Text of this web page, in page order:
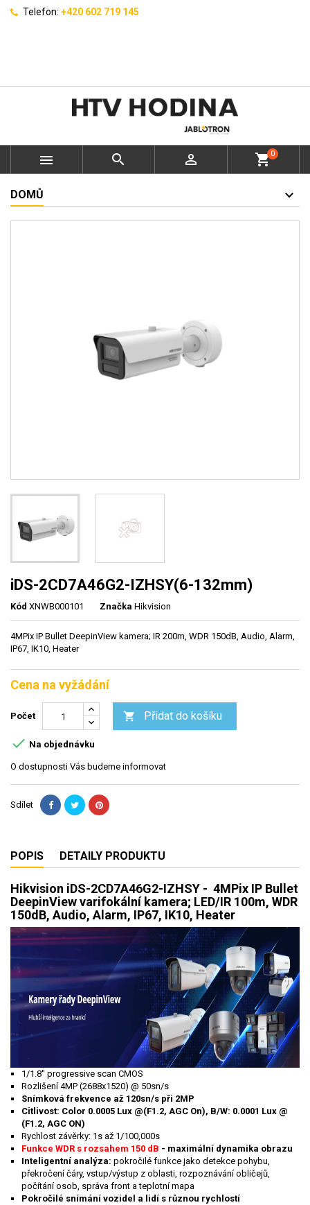
Telefon: +420 602 719 145
   shopping_cart0
DOMŮ
iDS-2CD7A46G2-IZHSY(6-132mm)
Kód XNWB000101 Značka Hikvision
4MPix IP Bullet DeepinView kamera; IR 200m, WDR 150dB, Audio, Alarm,
IP67, IK10, Heater
Cena na vyžádání
Počet  Přidat do košíku
 Na objednávku
O dostupnosti Vás budeme informovat
Sdílet
POPIS DETAILY PRODUKTU
Hikvision iDS-2CD7A46G2-IZHSY - 4MPix IP Bullet
DeepinView varifokální kamera; LED/IR 100m, WDR
150dB, Audio, Alarm, IP67, IK10, Heater
1/1.8" progressive scan CMOS
Rozlišení 4MP (2688x1520) @ 50sn/s
Snímková frekvence až 120sn/s při 2MP
Citlivost: Color 0.0005 Lux @(F1.2, AGC On), B/W: 0.0001 Lux @
(F1.2, AGC ON)
Rychlost závěrky: 1s až 1/100,000s
Funkce WDR s rozsahem 150 dB - maximální dynamika obrazu
Inteligentní analýza: pokročilé funkce jako detekce pohybu,
překročení čáry, vstup/výstup z oblasti, rozpoznávání obličejů,
počítání osob, správa front a teplotní mapa
Pokročilé snímání vozidel a lidí s různou rychlostí